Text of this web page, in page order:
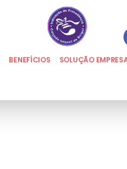
BENEFÍCIOS SOLUÇÃO